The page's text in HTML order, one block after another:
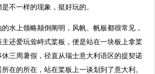
不一样的现象，挺好玩的。
水上领略颠倒阐明，风帆、帆板都很常见，
主还爱玩耸峙式桨板，便是站在一块板上拿桨
三周暑假，径直从瑞士意大利语区的提契诺
在的所在，站在桨板上一谈划到了意大利。